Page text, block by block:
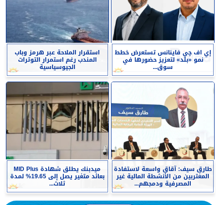
إي اف چي فاينانس تستعرض خطط
نمو «بلد» لتعزيز حضورها في
سوق...
استقرار الملاحة عبر هرمز وباب
المندب رغم استمرار التوترات
الجيوسياسية
طارق سيف: آقاق واسعة لاستفادة
المغتربين من الأنشطة المالية غير
المصرفية ودمجهم...
ميدبنك يطلق شهادة MID Plus
بعائد متغير يصل إلى 19.65% لمدة
ثلاث...